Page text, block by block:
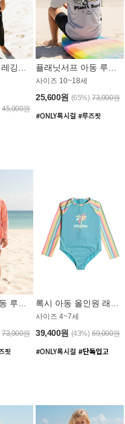
45,000원
사이즈 10~18세
25,600원 (65%) 73,000원
73,000원
사이즈 4~7세
39,400원 (43%) 69,000원